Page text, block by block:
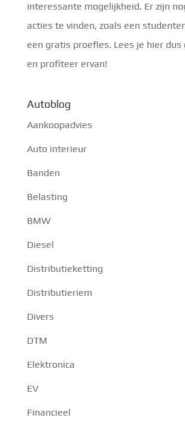
interessante mogelijkheid. Er zijn
acties te vinden, zoals een
een gratis proefles. Lees je hier dus
en profiteer ervan!
Autoblog
Aankoopadvies
Auto interieur
Banden
Belasting
BMW
Diesel
Distributieketting
Distributieriem
Divers
DTM
Elektronica
EV
Financieel